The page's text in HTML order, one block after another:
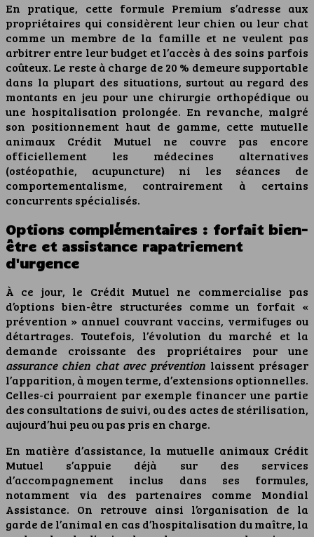
En pratique, cette formule Premium s’adresse aux
propriétaires qui considèrent leur chien ou leur chat
comme un membre de la famille et ne veulent pas
arbitrer entre leur budget et l’accès à des soins parfois
coûteux. Le reste à charge de 20 % demeure supportable
dans la plupart des situations, surtout au regard des
montants en jeu pour une chirurgie orthopédique ou
une hospitalisation prolongée. En revanche, malgré
son positionnement haut de gamme, cette mutuelle
animaux Crédit Mutuel ne couvre pas encore
officiellement les médecines alternatives
(ostéopathie, acupuncture) ni les séances de
comportementalisme, contrairement à certains
concurrents spécialisés.
Options complémentaires : forfait bien-
être et assistance rapatriement
d'urgence
À ce jour, le Crédit Mutuel ne commercialise pas
d’options bien-être structurées comme un forfait «
prévention » annuel couvrant vaccins, vermifuges ou
détartrages. Toutefois, l’évolution du marché et la
demande croissante des propriétaires pour une
assurance chien chat avec prévention laissent présager
l’apparition, à moyen terme, d’extensions optionnelles.
Celles-ci pourraient par exemple financer une partie
des consultations de suivi, ou des actes de stérilisation,
aujourd’hui peu ou pas pris en charge.
En matière d’assistance, la mutuelle animaux Crédit
Mutuel s’appuie déjà sur des services
d’accompagnement inclus dans ses formules,
notamment via des partenaires comme Mondial
Assistance. On retrouve ainsi l’organisation de la
garde de l’animal en cas d’hospitalisation du maître, la